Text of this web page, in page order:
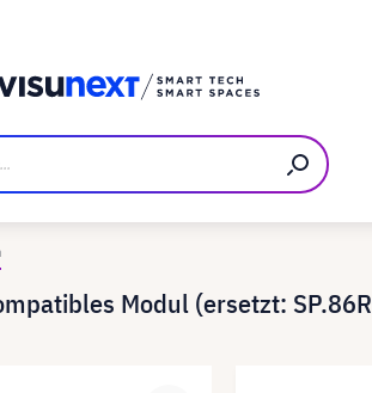
Modul (ersetzt: